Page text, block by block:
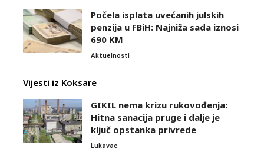
Počela isplata uvećanih julskih
penzija u FBiH: Najniža sada iznosi
690 KM
Aktuelnosti
Vijesti iz Koksare
GIKIL nema krizu rukovođenja:
Hitna sanacija pruge i dalje je
ključ opstanka privrede
Lukavac